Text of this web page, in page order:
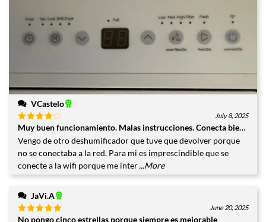
VCastelo
Valorado
con
de 5
July 8, 2025
Muy buen funcionamiento. Malas instrucciones. Conecta bien a la
Vengo de otro deshumificador que tuve que devolver porque
no se conectaba a la red. Para mi es imprescindible que se
conecte a la wifi porque me inter...More
JaVi.A
Valorado
June 20, 2025
No pongo cinco estrellas porque siempre es mejorable